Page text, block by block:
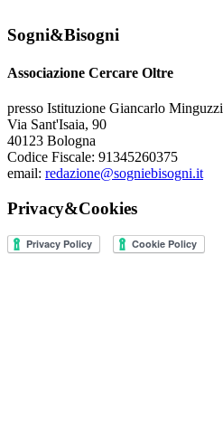
Sogni&Bisogni
Associazione Cercare Oltre
presso Istituzione Giancarlo Minguzzi
Via Sant'Isaia, 90
40123 Bologna
Codice Fiscale: 91345260375
email: redazione@sogniebisogni.it
Privacy&Cookies